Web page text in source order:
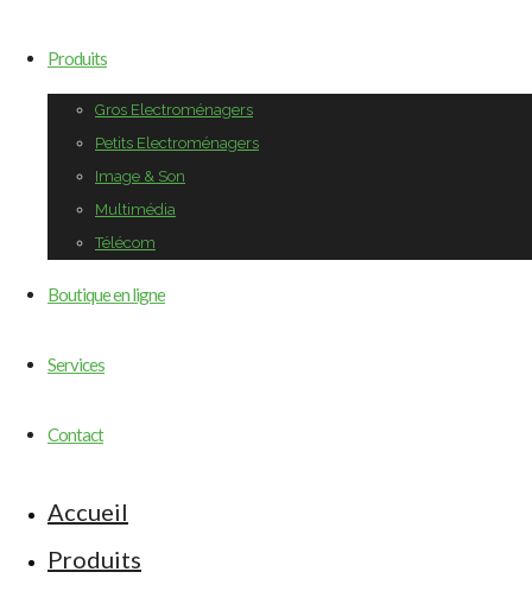
Produits
Gros Electroménagers
Petits Electroménagers
Image & Son
Multimédia
Télécom
Boutique en ligne
Services
Contact
Accueil
Produits